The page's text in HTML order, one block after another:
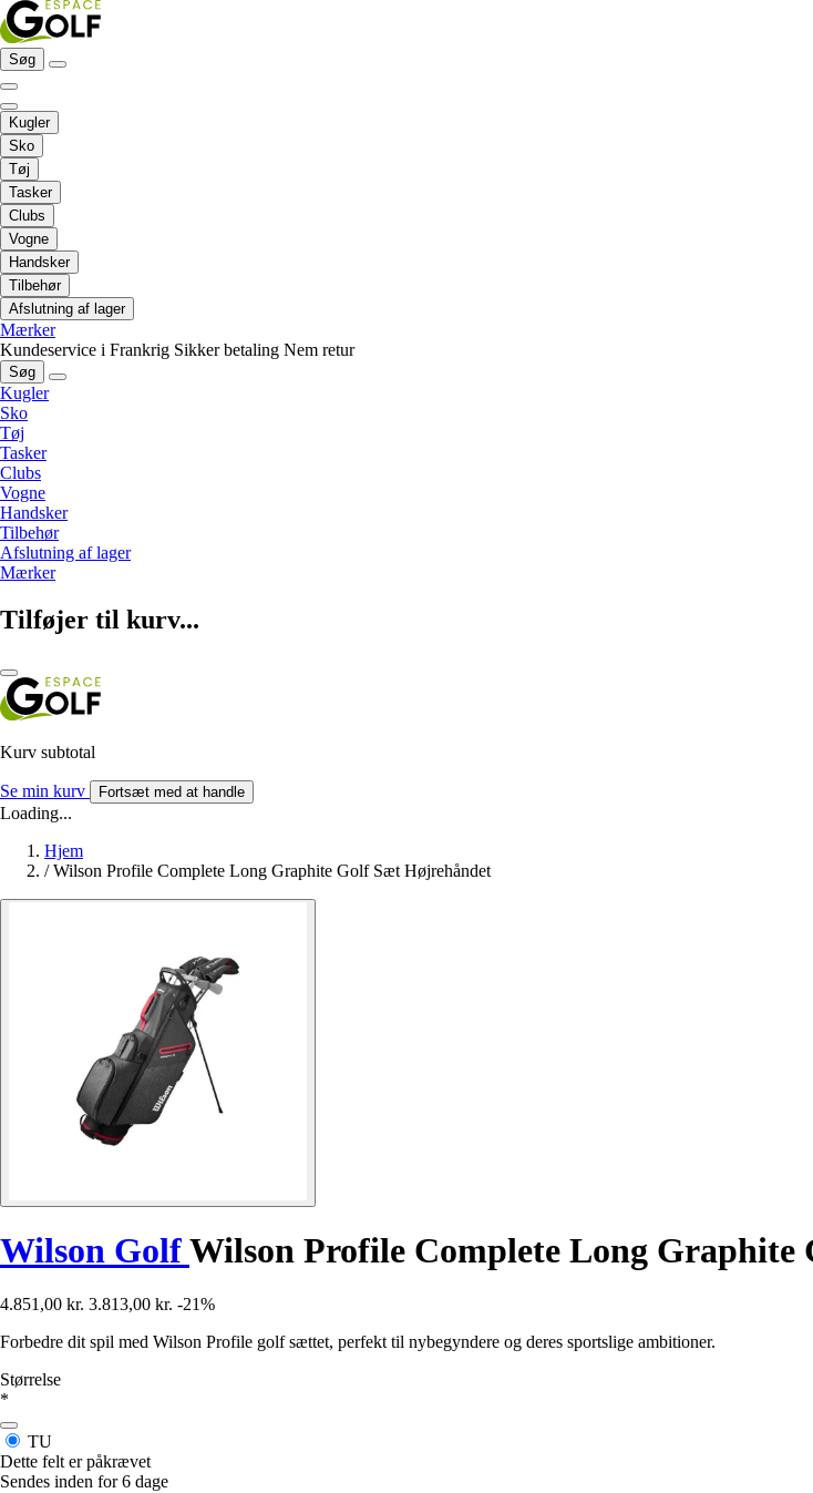
Søg
Kugler
Sko
Tøj
Tasker
Clubs
Vogne
Handsker
Tilbehør
Afslutning af lager
Mærker
Kundeservice i Frankrig Sikker betaling Nem retur
Søg
Kugler
Sko
Tøj
Tasker
Clubs
Vogne
Handsker
Tilbehør
Afslutning af lager
Mærker
Tilføjer til kurv...
Kurv subtotal
Se min kurv Fortsæt med at handle
Loading...
Hjem
/ Wilson Profile Complete Long Graphite Golf Sæt Højrehåndet
Wilson GolfWilson Profile Complete Long
4.851,00 kr. 3.813,00 kr. -21%
Forbedre dit spil med Wilson Profile golf sættet, perfekt til nybegyndere og deres sportslige ambitioner.
Størrelse
*
TU
Dette felt er påkrævet
Sendes inden for 6 dage